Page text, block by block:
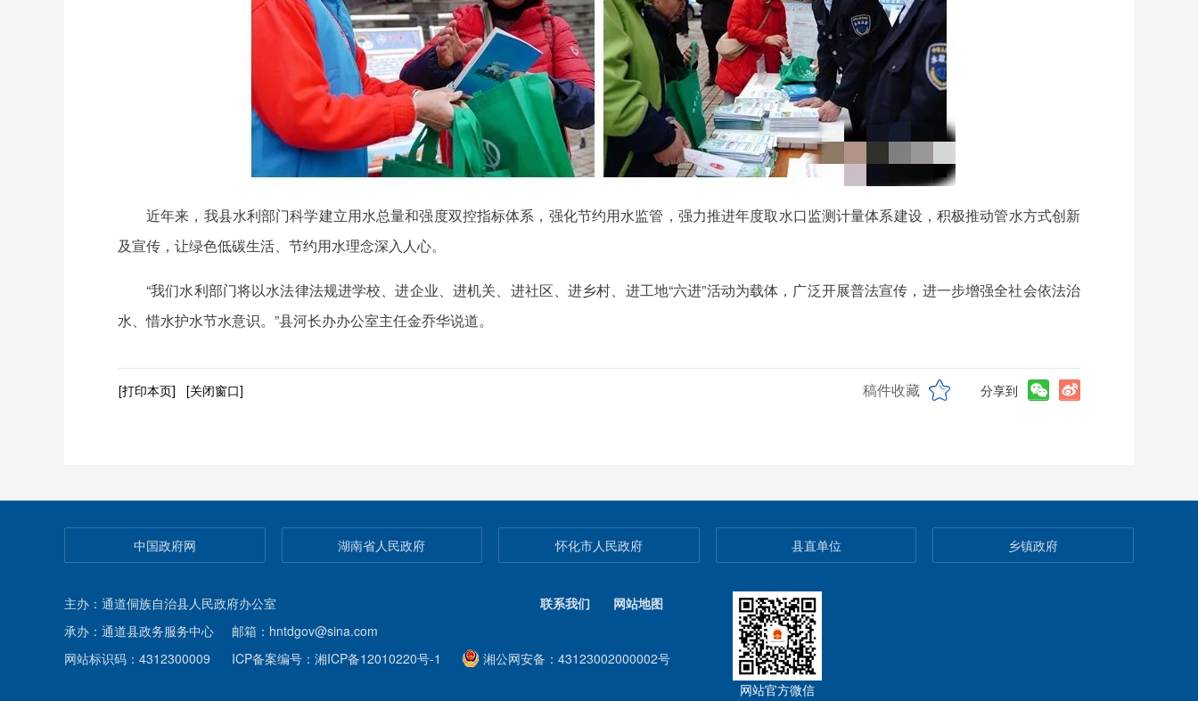
近年来，我县水利部门科学建立用水总量和强度双控指标体系，强化节约用水监管，强力推进年度取水口监测计量体系建设，积极推动管水方式创新
及宣传，让绿色低碳生活、节约用水理念深入人心。
“我们水利部门将以水法律法规进学校、进企业、进机关、进社区、进乡村、进工地“六进”活动为载体，广泛开展普法宣传，进一步增强全社会依法治
水、惜水护水节水意识。”县河长办办公室主任金乔华说道。
[打印本页] [关闭窗口] 稿件收藏 分享到
中国政府网 湖南省人民政府 怀化市人民政府 县直单位 乡镇政府
主办：通道侗族自治县人民政府办公室
承办：通道县政务服务中心
邮箱：hntdgov@sina.com
网站标识码：4312300009
ICP备案编号：湘ICP备12010220号-1 湘公网安备：43123002000002号
联系我们 网站地图
网站官方微信